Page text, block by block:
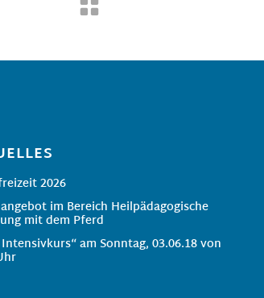
2026
im Bereich Heilpädagogische
mit dem Pferd
am Sonntag, 03.06.18 von